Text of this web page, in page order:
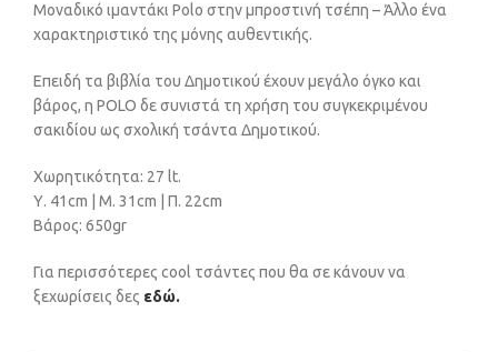
Μοναδικό ιμαντάκι Polo στην μπροστινή τσέπη – Άλλο ένα
χαρακτηριστικό της μόνης αυθεντικής.
Επειδή τα βιβλία του Δημοτικού έχουν μεγάλο όγκο και
βάρος, η POLO δε συνιστά τη χρήση του συγκεκριμένου
σακιδίου ως σχολική τσάντα Δημοτικού.
Χωρητικότητα: 27 lt.
Υ. 41cm | Μ. 31cm | Π. 22cm
Βάρος: 650gr
Για περισσότερες cool τσάντες που θα σε κάνουν να
ξεχωρίσεις δες εδώ.